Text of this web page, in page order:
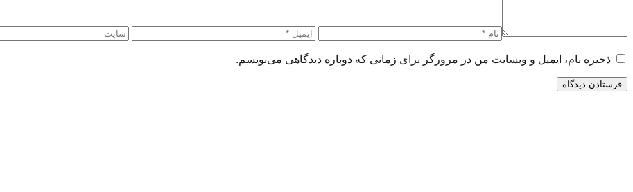
ذخیره نام، ایمیل و وبسایت من در مرورگر برای زمانی که دوباره دیدگاهی می‌نویسم.